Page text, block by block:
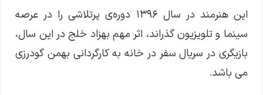
این هنرمند در سال ۱۳۹۶ دوره‌ی پرتلاشی را در عرصه
سینما و تلویزیون گذراند، اثر مهم بهزاد خلج در این سال،
بازیگری در سریال سفر در خانه به کارگردانی بهمن گودرزی
می باشد.